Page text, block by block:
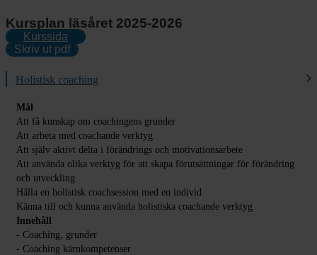
Kursplan läsåret 2025-2026
Kurssida
Skriv ut pdf
Holistisk coaching
Mål
Att få kunskap om coachingens grunder
Att arbeta med coachande verktyg
Att själv aktivt delta i förändrings och motivationsarbete
Att använda olika verktyg för att skapa förutsättningar för förändring
och utveckling
Hålla en holistisk coachsession med en individ
Känna till och kunna använda holistiska coachande verktyg
Innehåll
- Coaching, grunder
- Coaching kärnkompetenser